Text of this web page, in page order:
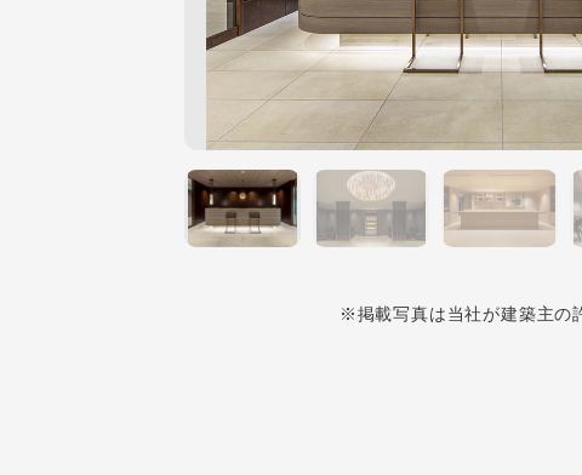
※掲載写真は当社が建築主の